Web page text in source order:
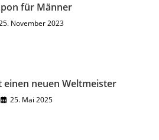
für Männer
November 2023
einen neuen Weltmeister
25. Mai 2025